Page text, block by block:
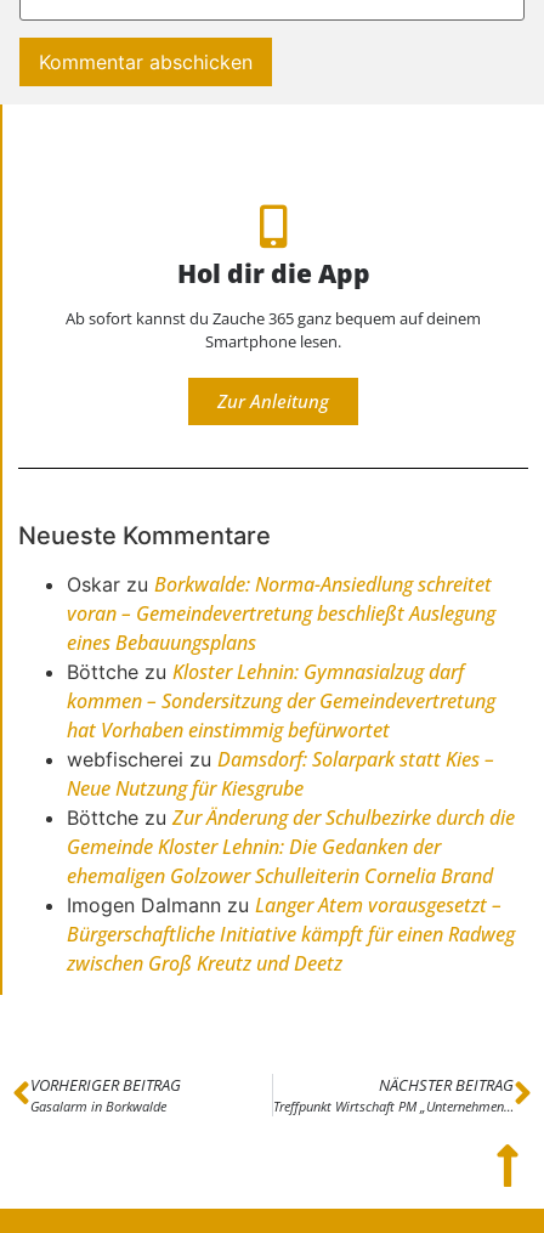
Hol dir die App
Ab sofort kannst du Zauche 365 ganz bequem auf deinem
Smartphone lesen.
Zur Anleitung
Neueste Kommentare
Oskar zuBorkwalde: Norma-Ansiedlung schreitet
voran – Gemeindevertretung beschließt Auslegung
eines Bebauungsplans
Böttche zuKloster Lehnin: Gymnasialzug darf
kommen – Sondersitzung der Gemeindevertretung
hat Vorhaben einstimmig befürwortet
webfischerei zuDamsdorf: Solarpark statt Kies –
Neue Nutzung für Kiesgrube
Böttche zuZur Änderung der Schulbezirke durch die
Gemeinde Kloster Lehnin: Die Gedanken der
ehemaligen Golzower Schulleiterin Cornelia Brand
Imogen Dalmann zuLanger Atem vorausgesetzt –
Bürgerschaftliche Initiative kämpft für einen Radweg
zwischen Groß Kreutz und Deetz
VORHERIGER BEITRAG
Gasalarm in Borkwalde
NÄCHSTER BEITRAG
Treffpunkt Wirtschaft PM „Unternehmenskooperationen – Gemeinsam zum Ziel“ am 20.05.2021